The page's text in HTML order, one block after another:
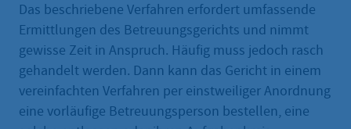
Das beschriebene Verfahren erfordert umfassende
Ermittlungen des Betreuungsgerichts und nimmt
gewisse Zeit in Anspruch. Häufig muss jedoch rasch
gehandelt werden. Dann kann das Gericht in einem
vereinfachten Verfahren per einstweiliger Anordnung
eine vorläufige Betreuungsperson bestellen, eine